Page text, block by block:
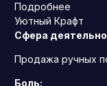
Подробнее
Уютный Крафт
Сфера
Продажа ручных
Боль: